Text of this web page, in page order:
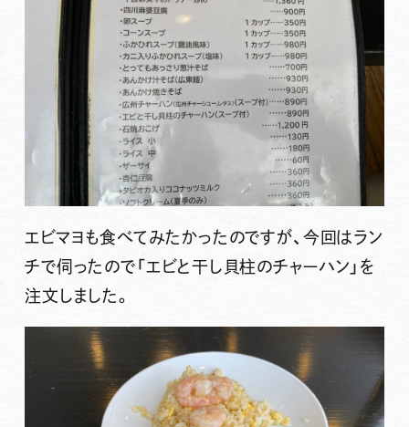
エビマヨも食べてみたかったのですが、今回はラン
チで伺ったので 「エビと干し貝柱のチャーハン」 を
注文しました。